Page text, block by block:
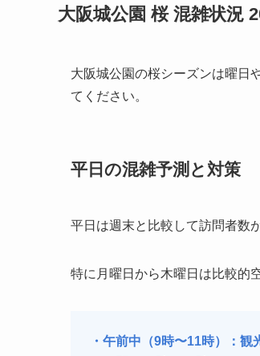
大阪城公園 桜 混雑状況
大阪城公園の桜シーズンは曜日
てください。
平日の混雑予測と対策
平日は週末と比較して訪問者数
特に月曜日から木曜日は比較的
・午前中（9時〜11時）：観